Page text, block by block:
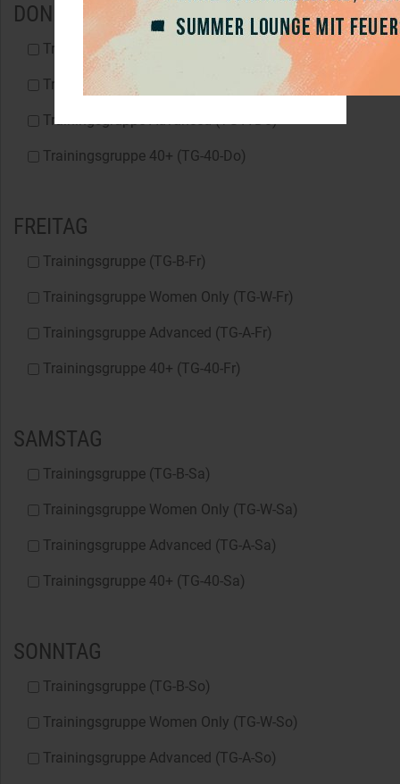
DONNERSTAG
Trainingsgruppe(TG-B-Do)
Trainingsgruppe Women only (TG-W-Do)
Trainingsgruppe Advanced (TG-A-Do)
Trainingsgruppe 40+ (TG-40-Do)
FREITAG
Trainingsgruppe (TG-B-Fr)
Trainingsgruppe Women Only (TG-W-Fr)
Trainingsgruppe Advanced (TG-A-Fr)
Trainingsgruppe 40+ (TG-40-Fr)
SAMSTAG
Trainingsgruppe (TG-B-Sa)
Trainingsgruppe Women Only (TG-W-Sa)
Trainingsgruppe Advanced (TG-A-Sa)
Trainingsgruppe 40+ (TG-40-Sa)
SONNTAG
Trainingsgruppe (TG-B-So)
Trainingsgruppe Women Only (TG-W-So)
Trainingsgruppe Advanced (TG-A-So)